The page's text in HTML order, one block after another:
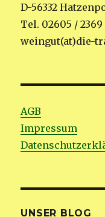
D-56332
Tel. 02605 / 2369
weingut(at)die-
AGB
Impressum
UNSER BLOG